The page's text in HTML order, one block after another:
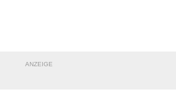
ANZEIGE